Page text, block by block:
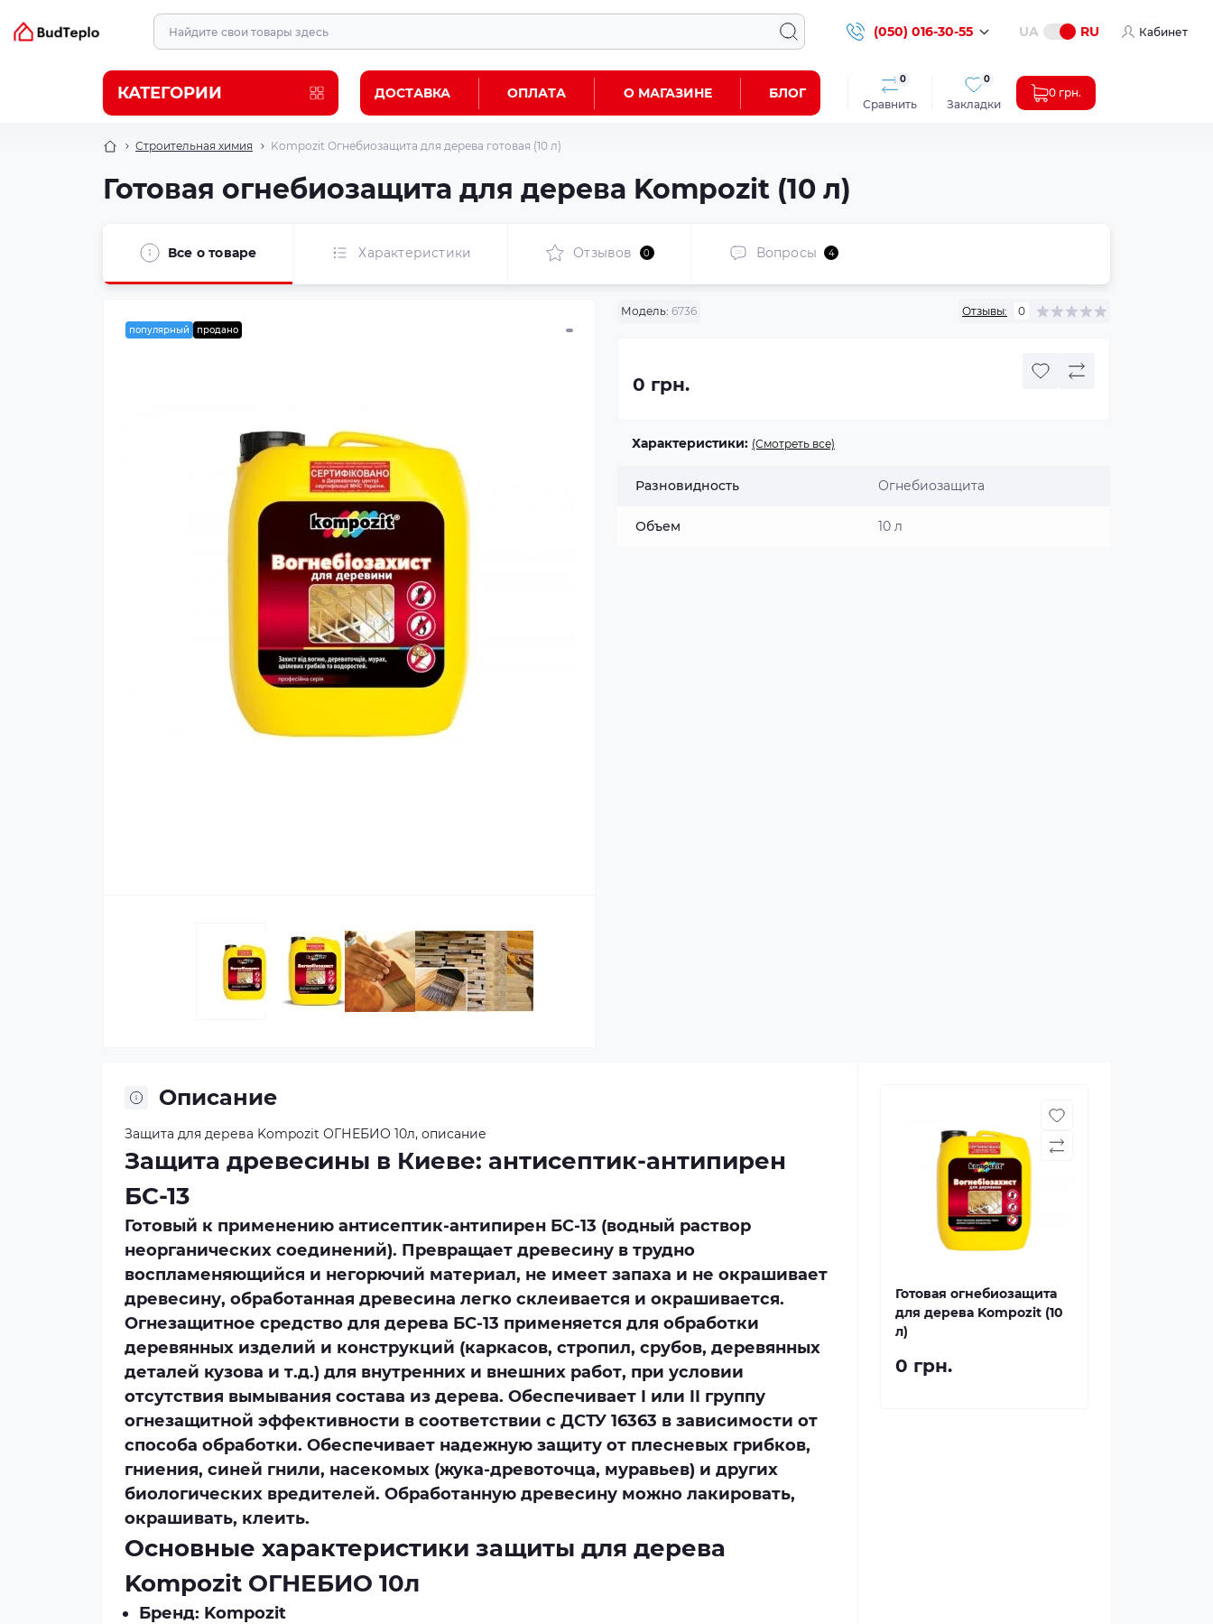
(050) 016-30-55 UA RU Кабинет
КАТЕГОРИИ ДОСТАВКА ОПЛАТА О МАГАЗИНЕ БЛОГ
Сравнить
0
Закладки
0
0 грн.
Строительная химия Kompozit Огнебиозащита для дерева готовая (10 л)
Готовая огнебиозащита для дерева Kompozit (10 л)
Все о товаре Характеристики Отзывов 0 Вопросы 4
популярный продано
Модель: 6736 Отзывы: 0
0 грн.
Характеристики: (Смотреть все)
Разновидность Огнебиозащита
Объем 10 л
Описание
Защита для дерева Kompozit ОГНЕБИО 10л, описание
Защита древесины в Киеве: антисептик-антипирен
БС-13
Готовый к применению антисептик-антипирен БС-13 (водный раствор
неорганических соединений). Превращает древесину в трудно
воспламеняющийся и негорючий материал, не имеет запаха и не окрашивает
древесину, обработанная древесина легко склеивается и окрашивается.
Огнезащитное средство для дерева БС-13 применяется для обработки
деревянных изделий и конструкций (каркасов, стропил, срубов, деревянных
деталей кузова и т.д.) для внутренних и внешних работ, при условии
отсутствия вымывания состава из дерева. Обеспечивает I или II группу
огнезащитной эффективности в соответствии с ДСТУ 16363 в зависимости от
способа обработки. Обеспечивает надежную защиту от плесневых грибков,
гниения, синей гнили, насекомых (жука-древоточца, муравьев) и других
биологических вредителей. Обработанную древесину можно лакировать,
окрашивать, клеить.
Основные характеристики защиты для дерева
Kompozit ОГНЕБИО 10л
Бренд: Kompozit
Готовая огнебиозащита
для дерева Kompozit (10
л)
0 грн.